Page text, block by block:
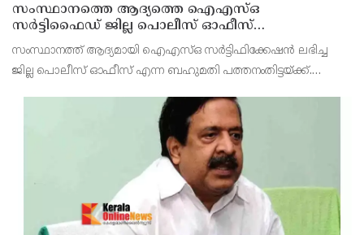
സംസ്ഥാനത്തെ ആദ്യത്തെ ഐഎസ്ഒ
സർട്ടിഫൈഡ് ജില്ല പൊലീസ് ഓഫീസ്
പത്തനംതിട്ടയിൽ
സംസ്ഥാനത്ത് ആദ്യമായി ഐഎസ്ഒ സർട്ടിഫിക്കേഷൻ ലഭിച്ച
ജില്ല പൊലീസ് ഓഫീസ് എന്ന ബഹുമതി പത്തനംതിട്ടയ്ക്ക്.
മേധാവി ആർ ആനന്ദിന് ഐഎസ്ഒ സർട്ടിഫിക്കറ്റ് കൈമാ